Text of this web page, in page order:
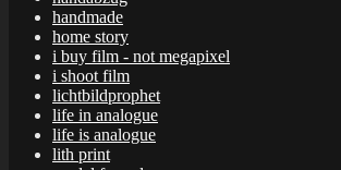
handmade
home story
i buy film - not megapixel
i shoot film
lichtbildprophet
life in analogue
life is analogue
lith print